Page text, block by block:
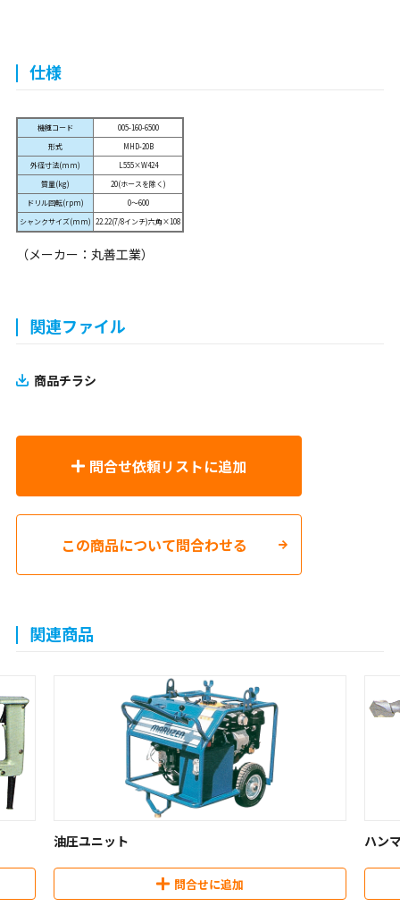
仕様
機種コード
005-160-6500
形式
MHD-20B
外径寸法(mm)
L555×W424
質量(kg)
20(ホースを除く)
ドリル回転(rpm)
0～600
シャンクサイズ(mm) 22.22(7/8インチ)六角×108
（メーカー：丸善工業）
関連ファイル
商品チラシ
問合せ依頼リストに追加
この商品について問合わせる
関連商品
油圧ユニット
問合せに追加
ハン